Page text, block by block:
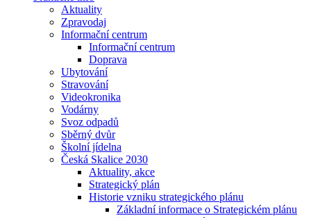
Aktuality
Zpravodaj
Informační centrum
Informační centrum
Doprava
Ubytování
Stravování
Videokronika
Vodárny
Svoz odpadů
Sběrný dvůr
Školní jídelna
Česká Skalice 2030
Aktuality, akce
Strategický plán
Historie vzniku strategického plánu
Základní informace o Strategickém plánu